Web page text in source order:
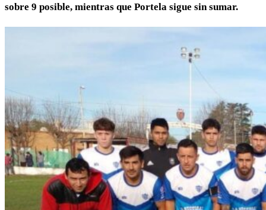
sobre 9 posible, mientras que Portela sigue sin sumar.